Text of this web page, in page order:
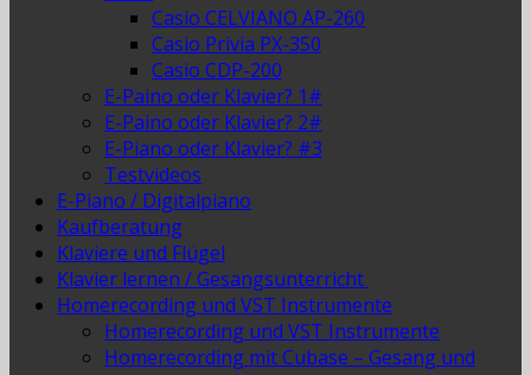
Casio CELVIANO AP-260
Casio Privia PX-350
Casio CDP-200
E-Paino oder Klavier? 1#
E-Paino oder Klavier? 2#
E-Piano oder Klavier? #3
Testvideos
E-Piano / Digitalpiano
Kaufberatung
Klaviere und Flügel
Klavier lernen / Gesangsunterricht
Homerecording und VST Instrumente
Homerecording und VST Instrumente
Homerecording mit Cubase – Gesang und